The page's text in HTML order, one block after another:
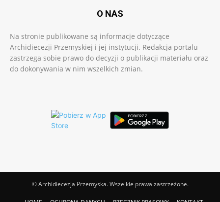
O NAS
Na stronie publikowane są informacje dotyczące
Archidiecezji Przemyskiej i jej instytucji. Redakcja portalu
zastrzega sobie prawo do decyzji o publikacji materiału oraz
do dokonywania w nim wszelkich zmian.
© Archidiecezja Przemyska. Wszelkie prawa zastrzeżone.